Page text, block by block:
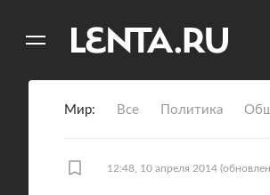
Мир Все Политика
12:48, 10 апреля 2014